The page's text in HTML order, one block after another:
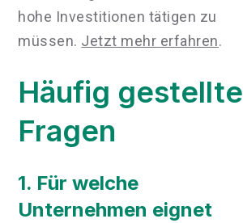
hohe Investitionen tätigen zu
müssen. Jetzt mehr erfahren.
Häufig gestellte
Fragen
1. Für welche
Unternehmen eignet